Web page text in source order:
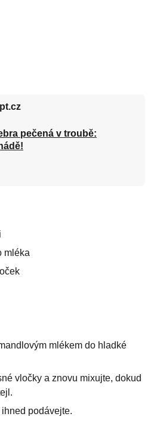
pečená v troubě:
mléka
mlékem do hladké
vločky a znovu mixujte, dokud
podávejte.